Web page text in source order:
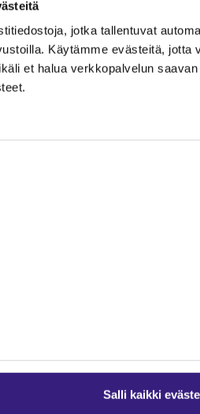
jotka tallentuvat
Käytämme evästeitä, jotta
et halua verkkopalvelun
Salli kaikki
kunkin artikkelin julkaisupäivän